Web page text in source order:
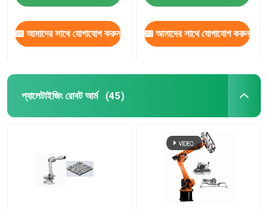
পণ্য
আমাদের সম্পর্কে
আমাদের সাথে যোগাযোগ করুন আমাদের সাথে যোগাযোগ করুন
প্যালেটাইজিং রোবট আর্ম (45)